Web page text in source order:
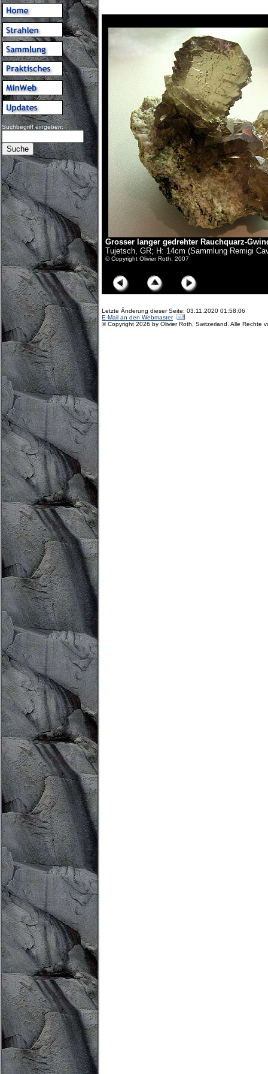
Suchbegriff eingeben:
Grosser langer gedrehter Rauchquarz-
Tujetsch, GR; H: 14cm (Sammlung Remigi
© Copyright Olivier Roth, 2007
Letzte Änderung dieser Seite: 03.11.2020 01:58:06
E-Mail an den Webmaster
© Copyright 2026 by Olivier Roth, Switzerland. Alle Rechte